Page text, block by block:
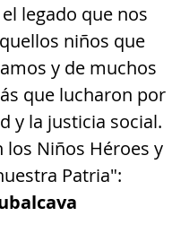
legado que nos
niños que
y de muchos
que lucharon por
y la justicia social.
los Niños Héroes y
Patria":